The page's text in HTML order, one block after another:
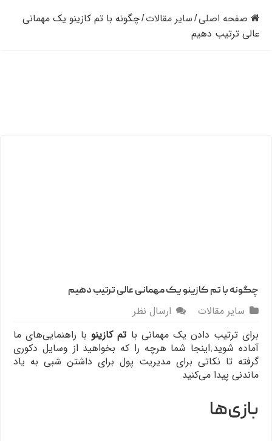
صفحه اصلی/ سایر مقالات/چگونه با تم کازینو یک مهمانی
عالی ترتیب دهیم
چگونه با تم کازینو یک مهمانی عالی ترتیب دهیم
سایر مقالات
ارسال نظر
برای ترتیب دادن یک مهمانی با تم کازینو با راهنمایی‌های ما
آماده شوید.اینجا شما هرچه را که بخواهید از وسایل دکوری
گرفته تا نکاتی برای مدیریت پول برای داشتن شبی به یاد
ماندنی پیدا می‌کنید
بازی‌ها